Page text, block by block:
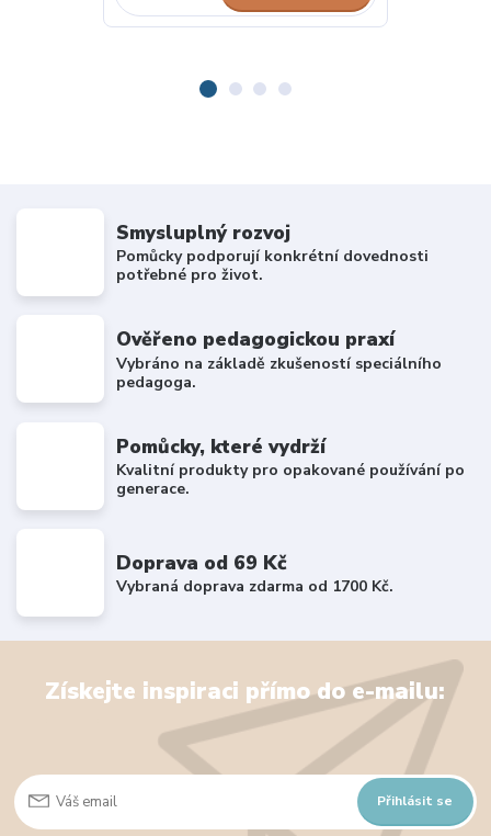
Smysluplný rozvoj
Pomůcky podporují konkrétní dovednosti
potřebné pro život.
Ověřeno pedagogickou praxí
Vybráno na základě zkušeností speciálního
pedagoga.
Pomůcky, které vydrží
Kvalitní produkty pro opakované používání po
generace.
Doprava od 69 Kč
Vybraná doprava zdarma od 1700 Kč.
Získejte inspiraci přímo do e-mailu:
Přihlásit se